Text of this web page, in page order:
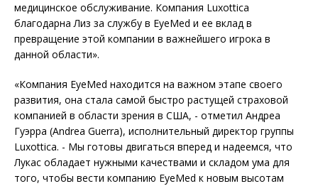
медицинское обслуживание. Компания Luxottica
благодарна Лиз за службу в EyeMed и ее вклад в
превращение этой компании в важнейшего игрока в
данной области».
«Компания EyeMed находится на важном этапе своего
развития, она стала самой быстро растущей страховой
компанией в области зрения в США, - отметил Андреа
Гуэрра (Andrea Guerra), исполнительный директор группы
Luxottica. - Мы готовы двигаться вперед и надеемся, что
Лукас обладает нужными качествами и складом ума для
того, чтобы вести компанию EyeMed к новым высотам